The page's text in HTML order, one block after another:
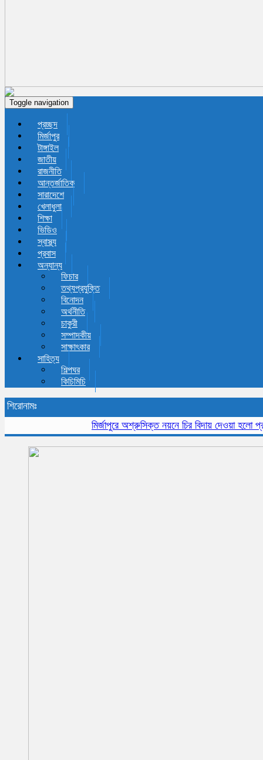
Toggle navigation
প্রচ্ছদ
মির্জাপুর
টাঙ্গাইল
জাতীয়
রাজনীতি
আন্তর্জাতিক
সারাদেশে
খেলাধুলা
শিক্ষা
ভিডিও
স্বাস্থ্য
প্রবাস
অন্যান্য
ফিচার
তথ্যপ্রযুক্তি
বিনোদন
অর্থনীতি
চাকুরী
সম্পাদকীয়
সাক্ষাৎকার
সাহিত্য
শিল্পঘর
কিচিমিচি
শিরোনামঃ
মির্জাপুরে অশ্রুসিক্ত নয়নে চির বিদায় দেওয়া হলো প্রবীন